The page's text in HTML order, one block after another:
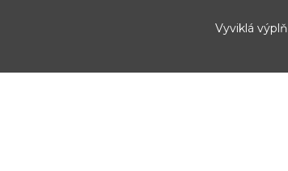
Vyviklá výplň